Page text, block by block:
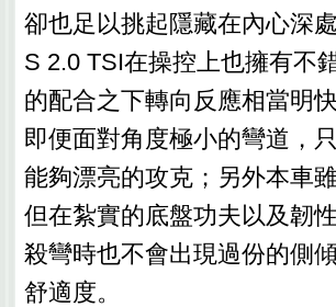
卻也足以挑起隱藏在內心深
S 2.0 TSI在操控上也擁有不
的配合之下轉向反應相當明
即便面對角度極小的彎道，
能夠漂亮的攻克；另外本車
但在紮實的底盤功夫以及韌
殺彎時也不會出現過份的側
舒適度。